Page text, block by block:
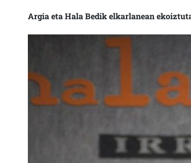
Argia eta Hala Bedik elkarlanean